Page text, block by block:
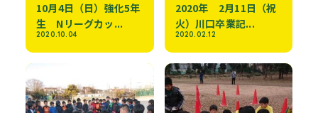
10月4日（日）強化5年
生 Nリーグカッ...
2020.10.04
2020年 2月11日（祝
火）川口卒業記...
2020.02.12